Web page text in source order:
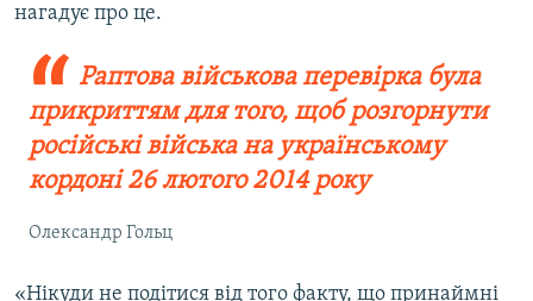
нагадує про це.
Раптова військова перевірка була
прикриттям для того, щоб розгорнути
російські війська на українському
кордоні 26 лютого 2014 року
Олександр Гольц
«Нікуди не подітися від того факту, що принаймні